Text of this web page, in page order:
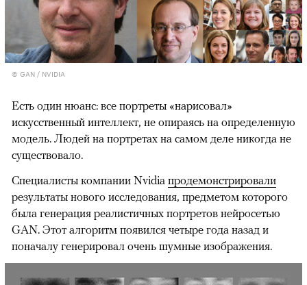
© GAN / NVIDIA
Есть один нюанс: все портреты «нарисовал»
искусственный интеллект, не опираясь на определенную
модель. Людей на портретах на самом деле никогда не
существовало.
Специалисты компании Nvidia продемонстрировали
результаты нового исследования, предметом которого
была генерация реалистичных портретов нейросетью
GAN. Этот алгоритм появился четыре года назад и
поначалу генерировал очень шумные изображения.